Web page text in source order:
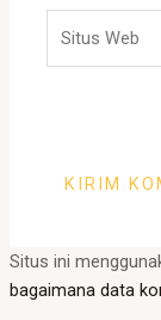
Web
Situs ini
bagaimana data